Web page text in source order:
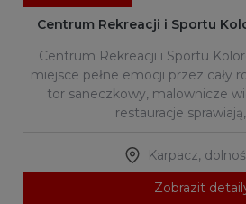
Centrum Rekreacji i Sportu
Centrum Rekreacji i Sportu
miejsce pełne emocji przez cały
tor saneczkowy, malownicze
restauracje
Karpacz,
Zobrazit